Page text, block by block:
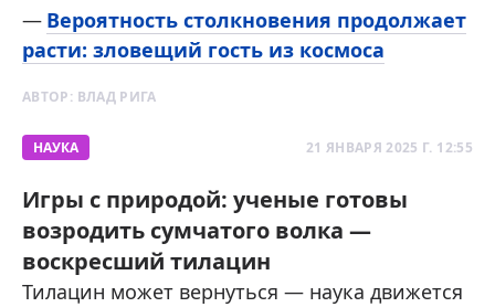
Вероятность столкновения продолжает
расти: зловещий гость из космоса
АВТОР: ВЛАД РИГА
НАУКА 21 ЯНВАРЯ 2025 Г. 12:55
Игры с природой: ученые готовы
возродить сумчатого волка —
воскресший тилацин
Тилацин может вернуться — наука движется